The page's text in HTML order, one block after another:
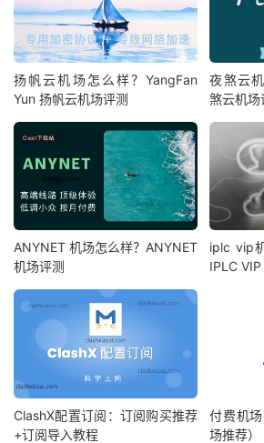
扬帆云机场怎么样？YangFan
Yun 扬帆云机场评测
夜煞云
煞云机场
ANYNET 机场怎么样？ANYNET
机场评测
iplc vip
IPLC
ClashX配置订阅：订阅购买推荐
+订阅导入教程
付费机
场推荐）